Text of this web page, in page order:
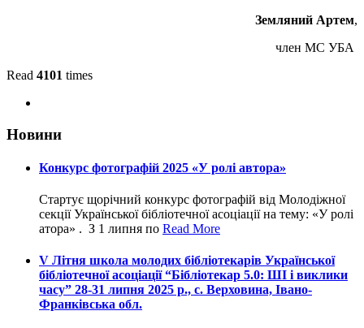
Земляний Артем,
член МС УБА
Read 4101 times
Новини
Конкурс фотографій 2025 «У ролі автора»
Стартує щорічний конкурс фотографій від Молодіжної
секції Української бібліотечної асоціації на тему: «У ролі
атора» . З 1 липня по Read More
V Літня школа молодих бібліотекарів Української
бібліотечної асоціації “Бібліотекар 5.0: ШІ і виклики
часу” 28-31 липня 2025 р., с. Верховина, Івано-
Франківська обл.